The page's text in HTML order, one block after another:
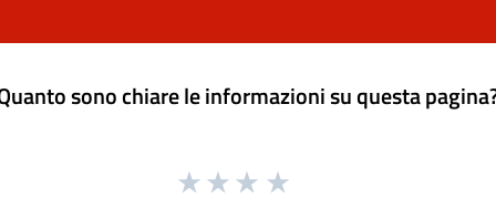
sono chiare le informazioni su questa